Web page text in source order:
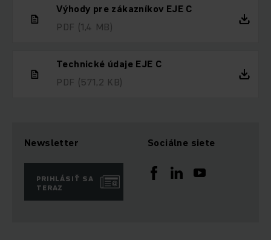
Výhody pre zákazníkov EJE C
PDF (1,4 MB)
Technické údaje EJE C
PDF (571,2 KB)
Newsletter
PRIHLÁSIŤ SA
TERAZ
Sociálne siete